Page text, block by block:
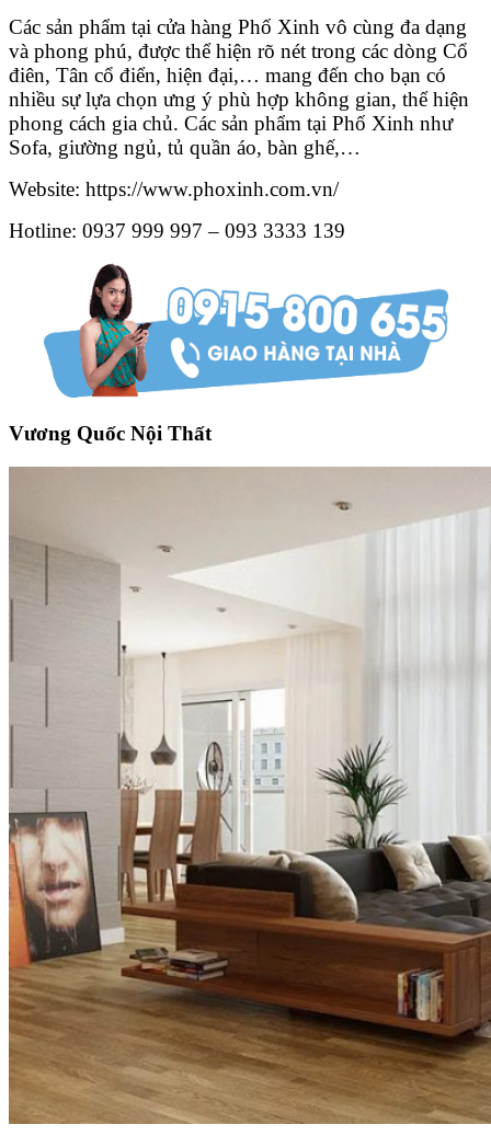
Các sản phẩm tại cửa hàng Phố Xinh vô cùng đa dạng
và phong phú, được thể hiện rõ nét trong các dòng Cổ
điên, Tân cổ điển, hiện đại,… mang đến cho bạn có
nhiều sự lựa chọn ưng ý phù hợp không gian, thể hiện
phong cách gia chủ. Các sản phẩm tại Phố Xinh như
Sofa, giường ngủ, tủ quần áo, bàn ghế,…
Website: https://www.phoxinh.com.vn/
Hotline: 0937 999 997 – 093 3333 139
Vương Quốc Nội Thất